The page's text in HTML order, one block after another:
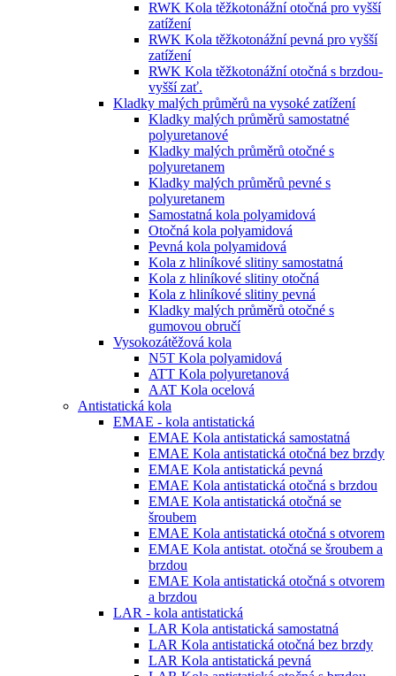
RWK Kola těžkotonážní otočná pro vyšší
zatížení
RWK Kola těžkotonážní pevná pro vyšší
zatížení
RWK Kola těžkotonážní otočná s brzdou-
vyšší zať.
Kladky malých průměrů na vysoké zatížení
Kladky malých průměrů samostatné
polyuretanové
Kladky malých průměrů otočné s
polyuretanem
Kladky malých průměrů pevné s
polyuretanem
Samostatná kola polyamidová
Otočná kola polyamidová
Pevná kola polyamidová
Kola z hliníkové slitiny samostatná
Kola z hliníkové slitiny otočná
Kola z hliníkové slitiny pevná
Kladky malých průměrů otočné s
gumovou obručí
Vysokozátěžová kola
N5T Kola polyamidová
ATT Kola polyuretanová
AAT Kola ocelová
Antistatická kola
EMAE - kola antistatická
EMAE Kola antistatická samostatná
EMAE Kola antistatická otočná bez brzdy
EMAE Kola antistatická pevná
EMAE Kola antistatická otočná s brzdou
EMAE Kola antistatická otočná se
šroubem
EMAE Kola antistatická otočná s otvorem
EMAE Kola antistat. otočná se šroubem a
brzdou
EMAE Kola antistatická otočná s otvorem
a brzdou
LAR - kola antistatická
LAR Kola antistatická samostatná
LAR Kola antistatická otočná bez brzdy
LAR Kola antistatická pevná